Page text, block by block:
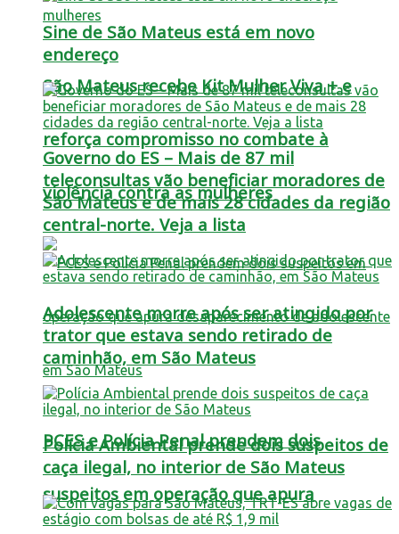
São Mateus recebe Kit Mulher Viva + e
reforça compromisso no combate à
violência contra as mulheres
PCES e Polícia Penal prendem dois
suspeitos em operação que apura
Sine de São Mateus está em novo
endereço
Governo do ES – Mais de 87 mil
teleconsultas vão beneficiar moradores de
São Mateus e de mais 28 cidades da região
central-norte. Veja a lista
Adolescente morre após ser atingido por
trator que estava sendo retirado de
caminhão, em São Mateus
Polícia Ambiental prende dois suspeitos de
caça ilegal, no interior de São Mateus